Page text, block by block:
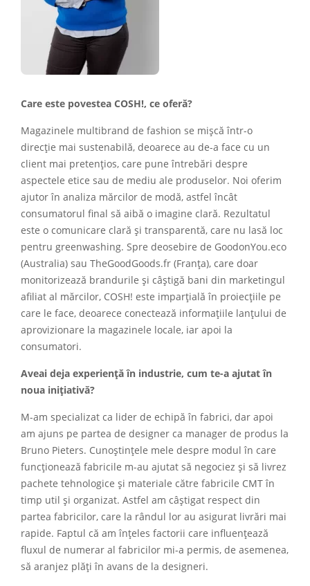
Care este povestea COSH!, ce oferă?
Magazinele multibrand de fashion se mișcă într-o
direcție mai sustenabilă, deoarece au de-a face cu un
client mai pretențios, care pune întrebări despre
aspectele etice sau de mediu ale produselor. Noi oferim
ajutor în analiza mărcilor de modă, astfel încât
consumatorul final să aibă o imagine clară. Rezultatul
este o comunicare clară și transparentă, care nu lasă loc
pentru greenwashing. Spre deosebire de GoodonYou.eco
(Australia) sau TheGoodGoods.fr (Franța), care doar
monitorizează brandurile și câștigă bani din marketingul
afiliat al mărcilor, COSH! este imparțială în proiecțiile pe
care le face, deoarece conectează informațiile lanțului de
aprovizionare la magazinele locale, iar apoi la
consumatori.
Aveai deja experiență în industrie, cum te-a ajutat în
noua inițiativă?
M-am specializat ca lider de echipă în fabrici, dar apoi
am ajuns pe partea de designer ca manager de produs la
Bruno Pieters. Cunoștințele mele despre modul în care
funcționează fabricile m-au ajutat să negociez și să livrez
pachete tehnologice și materiale către fabricile CMT în
timp util și organizat. Astfel am câștigat respect din
partea fabricilor, care la rândul lor au asigurat livrări mai
rapide. Faptul că am înțeles factorii care influențează
fluxul de numerar al fabricilor mi-a permis, de asemenea,
să aranjez plăți în avans de la designeri.